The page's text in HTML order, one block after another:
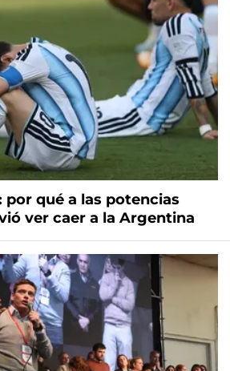
por qué a las potencias
ver caer a la Argentina